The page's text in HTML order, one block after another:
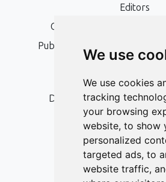
We use
We use cookies
tracking
your browsing
website, to show
personalized
targeted ads, to
website traffic,
Editors
Open Access, Copyright
Publication Ethics and
Statement
Peer Review
Digital Archiving and
Editorial Policy
Authors
Keywords